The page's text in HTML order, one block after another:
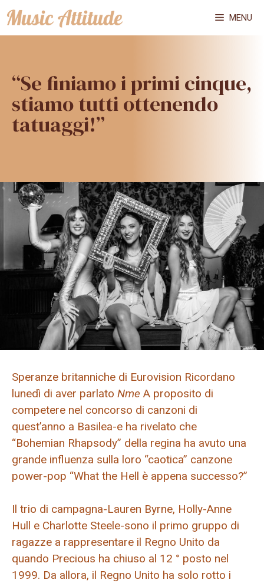
Vai
al
MENU
“Se finiamo i primi cinque,
stiamo tutti ottenendo
tatuaggi!”
Speranze britanniche di Eurovision Ricordano
lunedì di aver parlato Nme A proposito di
competere nel concorso di canzoni di
quest’anno a Basilea-e ha rivelato che
“Bohemian Rhapsody” della regina ha avuto una
grande influenza sulla loro “caotica” canzone
power-pop “What the Hell è appena successo?”
Il trio di campagna-Lauren Byrne, Holly-Anne
Hull e Charlotte Steele-sono il primo gruppo di
ragazze a rappresentare il Regno Unito da
quando Precious ha chiuso al 12 ° posto nel
1999. Da allora, il Regno Unito ha solo rotto i